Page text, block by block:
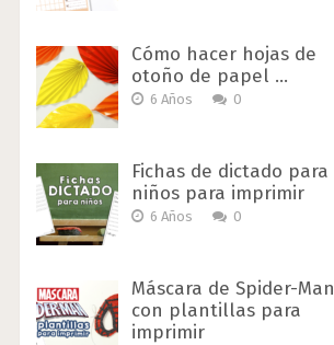
Cómo hacer hojas de
otoño de papel …
6 Años 0
Fichas de dictado para
niños para imprimir
6 Años 0
Máscara de Spider-Man
con plantillas para
imprimir